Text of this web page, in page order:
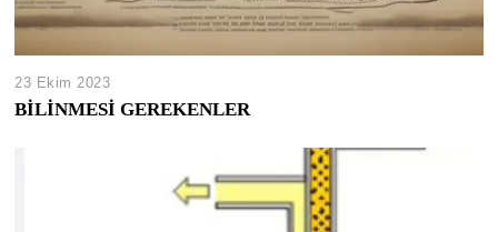
23 Ekim 2023
BİLİNMESİ GEREKENLER